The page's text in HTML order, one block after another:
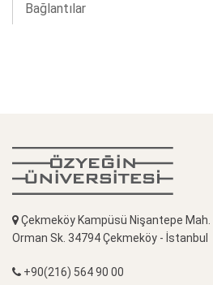
Bağlantılar
Çekmeköy Kampüsü Nişantepe Mah.
Orman Sk. 34794 Çekmeköy - İstanbul
+90(216) 564 90 00